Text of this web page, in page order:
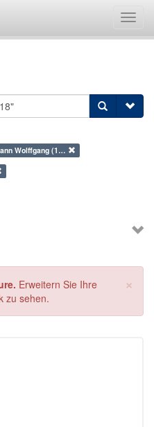
Wolffgang (1…
×
Erweitern Sie Ihre
zu sehen.